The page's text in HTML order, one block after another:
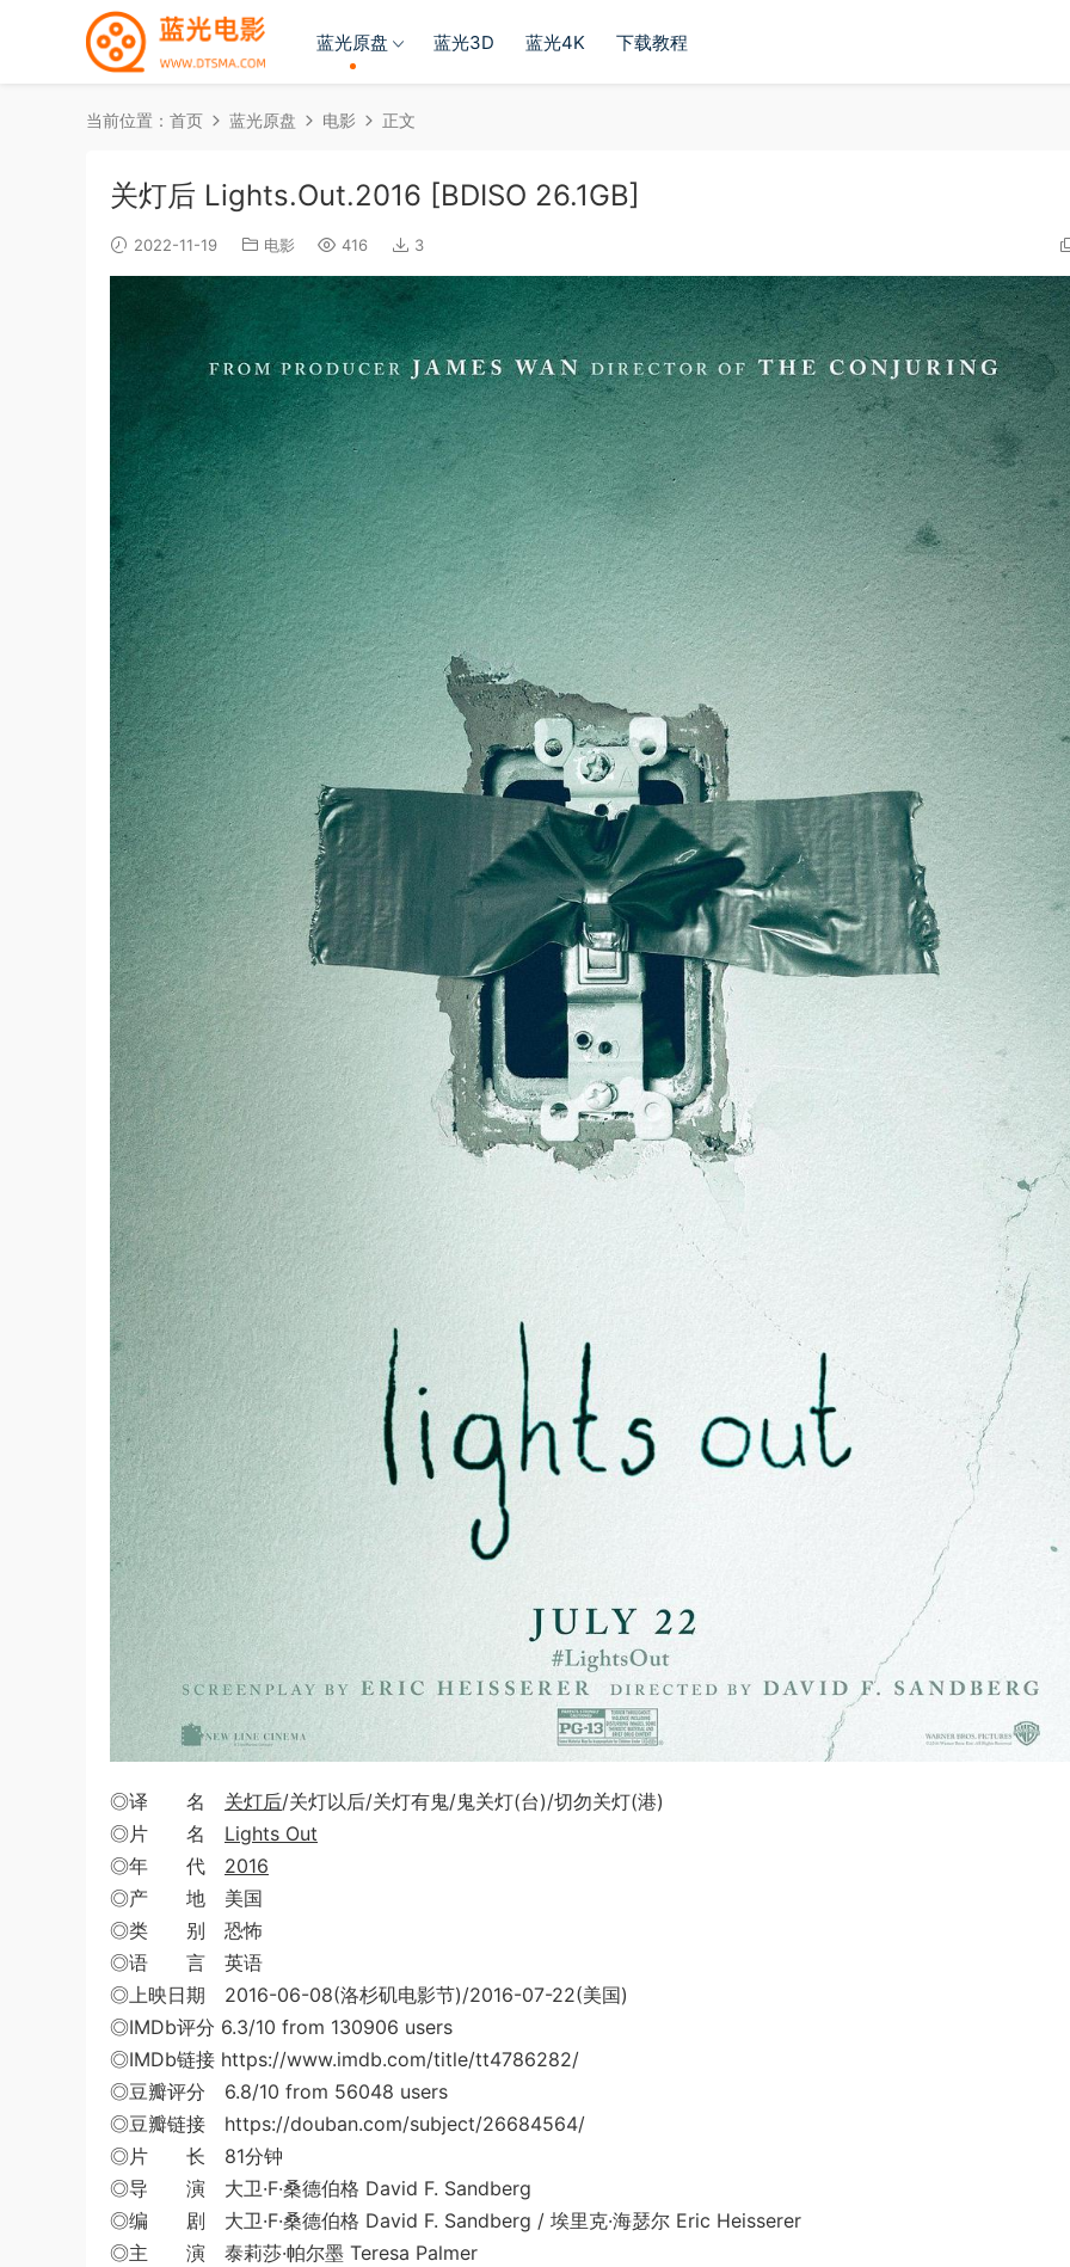
蓝光原盘 蓝光3D 蓝光4K 下载教程
当前位置： 首页 蓝光原盘 电影 正文
关灯后 Lights.Out.2016 [BDISO 26.1GB]
2022-11-19 电影 416 3
◎译 名 关灯后/关灯以后/关灯有鬼/鬼关灯(台)/切勿关灯(港)
◎片 名 Lights Out
◎年 代 2016
◎产 地 美国
◎类 别 恐怖
◎语 言 英语
◎上映日期 2016-06-08(洛杉矶电影节)/2016-07-22(美国)
◎IMDb评分 6.3/10 from 130906 users
◎IMDb链接 https://www.imdb.com/title/tt4786282/
◎豆瓣评分 6.8/10 from 56048 users
◎豆瓣链接 https://douban.com/subject/26684564/
◎片 长 81分钟
◎导 演 大卫·F·桑德伯格 David F. Sandberg
◎编 剧 大卫·F·桑德伯格 David F. Sandberg / 埃里克·海瑟尔 Eric Heisserer
◎主 演 泰莉莎·帕尔墨 Teresa Palmer